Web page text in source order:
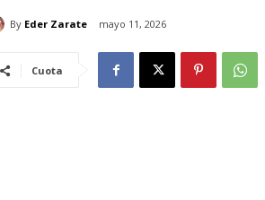
By Eder Zarate mayo 11, 2026
Cuota